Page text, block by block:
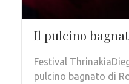
Il pulcino
Festival
pulcino bagnato di